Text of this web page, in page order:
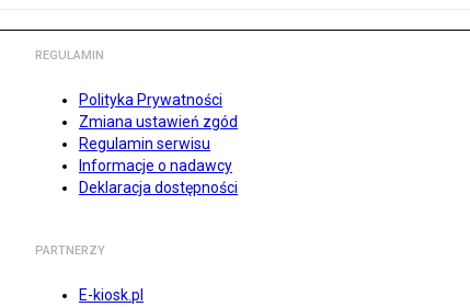
REGULAMIN
Polityka Prywatności
Zmiana ustawień zgód
Regulamin serwisu
Informacje o nadawcy
Deklaracja dostępności
PARTNERZY
E-kiosk.pl